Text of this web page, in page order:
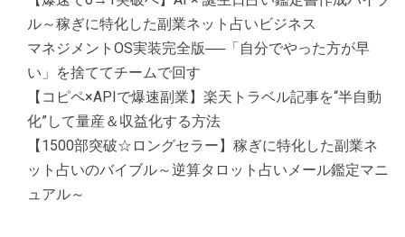
ル～稼ぎに特化した副業ネット占いビジネス
マネジメントOS実装完全版──「自分でやった方が早
い」を捨ててチームで回す
【コピペ×APIで爆速副業】楽天トラベル記事を“半自動
化”して量産＆収益化する方法
【1500部突破☆ロングセラー】稼ぎに特化した副業ネ
ット占いのバイブル～逆算タロット占いメール鑑定マニ
ュアル～